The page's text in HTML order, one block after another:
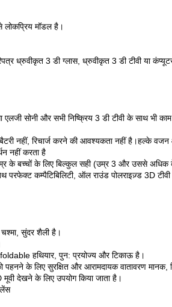
लोकप्रिय मॉडल है।
ध्रुवीकृत 3 डी ग्लास, ध्रुवीकृत 3 डी टीवी या
सोनी और सभी निष्क्रिय 3 डी टीवी के साथ भी
बैटरी नहीं, रिचार्ज करने की आवश्यकता नहीं है।हल्के
नहीं करता है
के बच्चों के लिए बिल्कुल सही (उम्र 3 और उससे
कम्पैटिबिलिटी, ऑल राउंड पोलराइज़्ड 3D
चश्मा, सुंदर शैली है।
हथियार, पुन: प्रयोज्य और टिकाऊ है।
पहनने के लिए सुरक्षित और आरामदायक वातावरण मानक,
देखने के लिए उपयोग किया जाता है।